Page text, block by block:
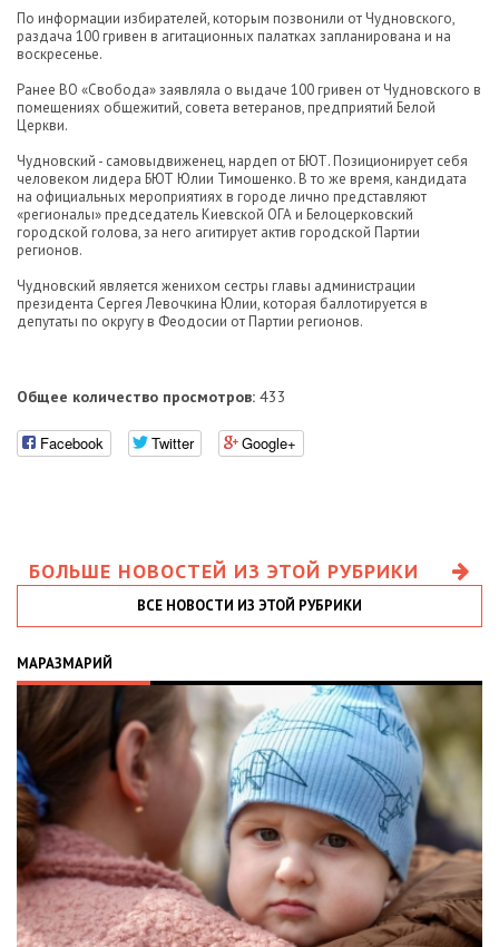
По информации избирателей, которым позвонили от Чудновского,
раздача 100 гривен в агитационных палатках запланирована и на
воскресенье.
Ранее ВО «Свобода» заявляла о выдаче 100 гривен от Чудновского в
помещениях общежитий, совета ветеранов, предприятий Белой
Церкви.
Чудновский - самовыдвиженец, нардеп от БЮТ. Позиционирует себя
человеком лидера БЮТ Юлии Тимошенко. В то же время, кандидата
на официальных мероприятиях в городе лично представляют
«регионалы» председатель Киевской ОГА и Белоцерковский
городской голова, за него агитирует актив городской Партии
регионов.
Чудновский является женихом сестры главы администрации
президента Сергея Левочкина Юлии, которая баллотируется в
депутаты по округу в Феодосии от Партии регионов.
Общее количество просмотров: 433
Facebook Twitter Google+
БОЛЬШЕ НОВОСТЕЙ ИЗ ЭТОЙ РУБРИКИ
ВСЕ НОВОСТИ ИЗ ЭТОЙ РУБРИКИ
МАРАЗМАРИЙ